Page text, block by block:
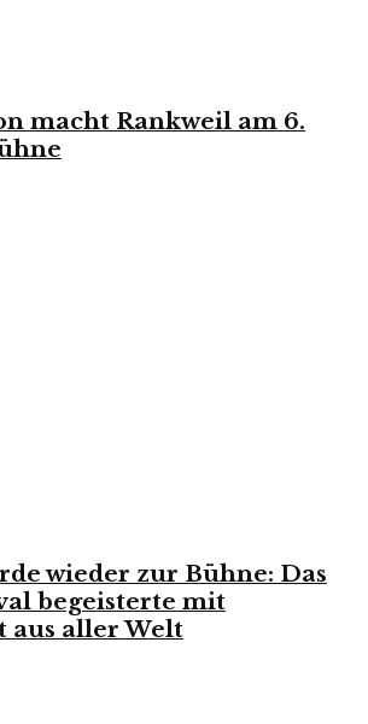
macht Rankweil am 6.
wieder zur Bühne: Das
begeisterte mit
aus aller Welt